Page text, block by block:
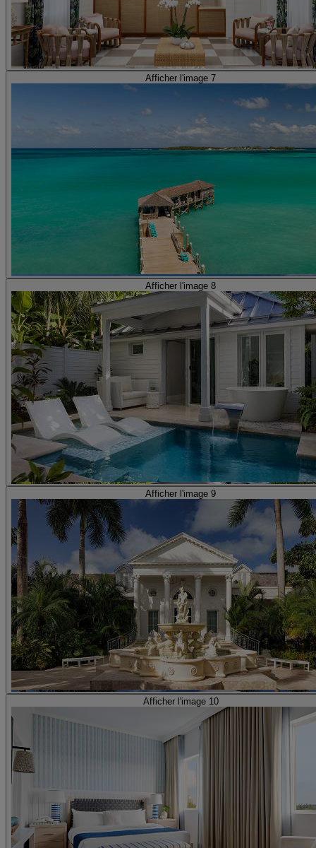
Afficher l'image 7
Afficher l'image 8
Afficher l'image 9
Afficher l'image 10